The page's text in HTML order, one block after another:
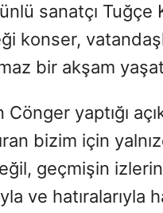
sanatçı Tuğçe
konser,
bir akşam
Cönger yaptığı
bizim için
geçmişin
ve hatıralarıyla